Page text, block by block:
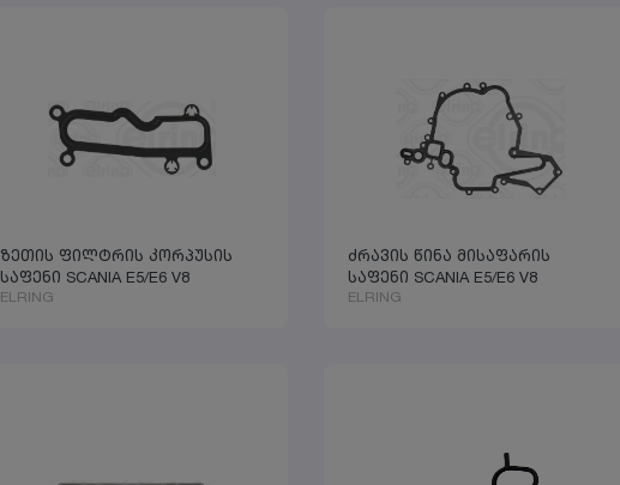
ზეთის ფილტრის კორპუსის
საფენი SCANIA E5/E6 V8
ELRING
ძრავის წინა მისაფარის
საფენი SCANIA E5/E6 V8
ELRING